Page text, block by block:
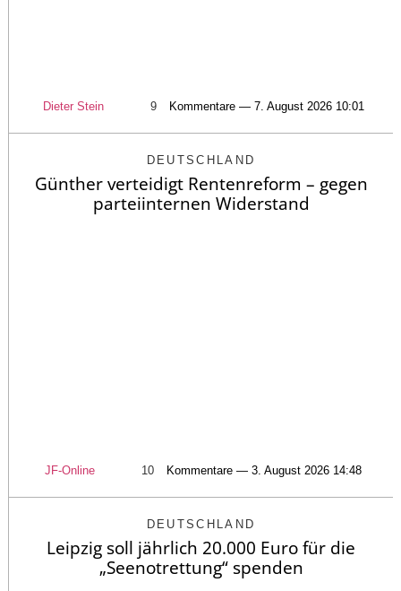
Dieter Stein 9 Kommentare — 7. August 2026 10:01
DEUTSCHLAND
Günther verteidigt Rentenreform – gegen
parteiinternen Widerstand
JF-Online 10 Kommentare — 3. August 2026 14:48
DEUTSCHLAND
Leipzig soll jährlich 20.000 Euro für die
„Seenotrettung“ spenden